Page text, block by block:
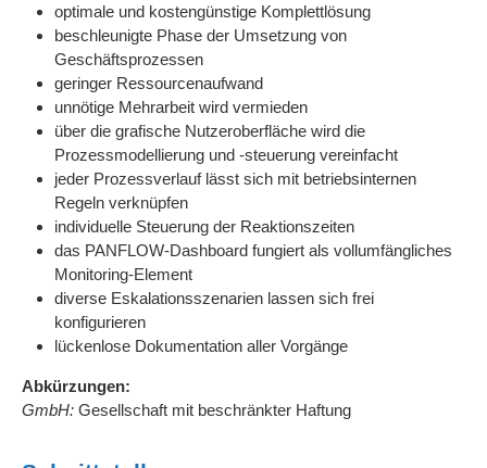
optimale und kostengünstige Komplettlösung
beschleunigte Phase der Umsetzung von
Geschäftsprozessen
geringer Ressourcenaufwand
unnötige Mehrarbeit wird vermieden
über die grafische Nutzeroberfläche wird die
Prozessmodellierung und -steuerung vereinfacht
jeder Prozessverlauf lässt sich mit betriebsinternen
Regeln verknüpfen
individuelle Steuerung der Reaktionszeiten
das PANFLOW-Dashboard fungiert als vollumfängliches
Monitoring-Element
diverse Eskalationsszenarien lassen sich frei
konfigurieren
lückenlose Dokumentation aller Vorgänge
Abkürzungen:
GmbH: Gesellschaft mit beschränkter Haftung